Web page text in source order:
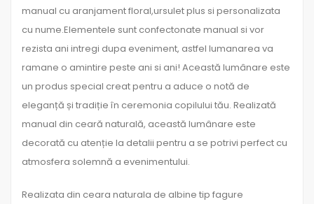
manual cu aranjament floral,ursulet plus si personalizata
cu nume.Elementele sunt confectonate manual si vor
rezista ani intregi dupa eveniment, astfel lumanarea va
ramane o amintire peste ani si ani! Această lumânare este
un produs special creat pentru a aduce o notă de
eleganță și tradiție în ceremonia copilului tău. Realizată
manual din ceară naturală, această lumânare este
decorată cu atenție la detalii pentru a se potrivi perfect cu
atmosfera solemnă a evenimentului.
Realizata din ceara naturala de albine tip fagure